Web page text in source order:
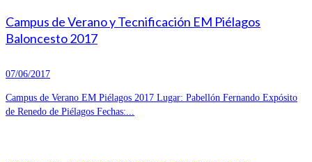
Campus de Verano y Tecnificación EM Piélagos
Baloncesto 2017
07/06/2017
Campus de Verano EM Piélagos 2017 Lugar: Pabellón Fernando Expósito
de Renedo de Piélagos Fechas:...